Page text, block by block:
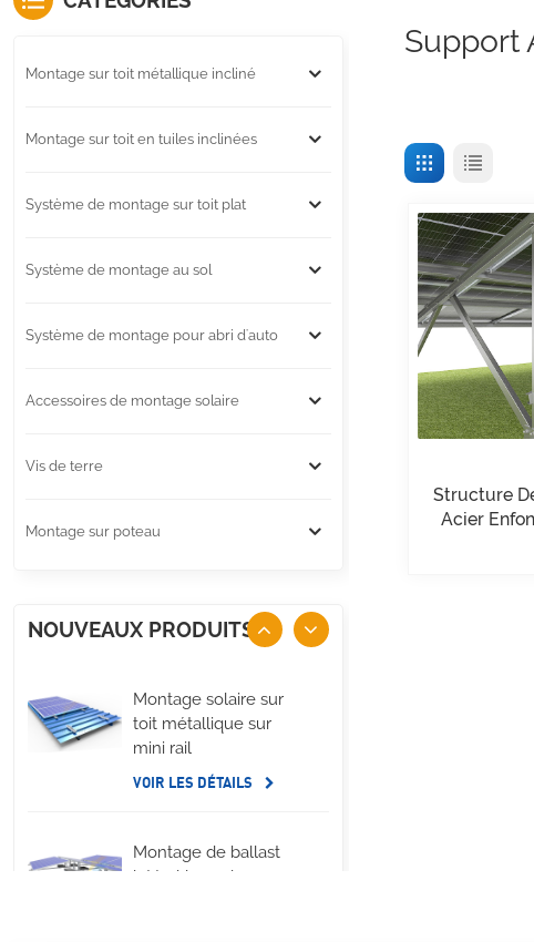
Support
Structure
Acier
Montage sur toit métallique incliné
Montage sur toit en tuiles inclinées
Système de montage sur toit plat
Système de montage au sol
Système de montage pour abri d'auto
Accessoires de montage solaire
Vis de terre
Montage sur poteau
NOUVEAUX PRODUITS
Montage solaire sur
toit métallique sur
mini rail
VOIR LES DÉTAILS
Montage de ballast
latéral long de